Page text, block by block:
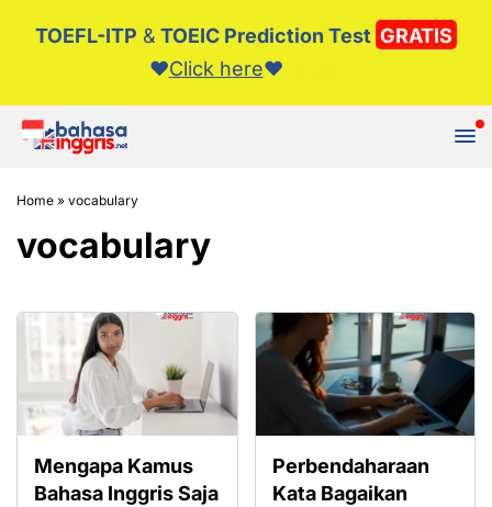
TOEFL-ITP & TOEIC Prediction Test GRATIS
❤️️Click here❤️️
Home » vocabulary
vocabulary
Mengapa Kamus
Bahasa Inggris Saja
Perbendaharaan
Kata Bagaikan